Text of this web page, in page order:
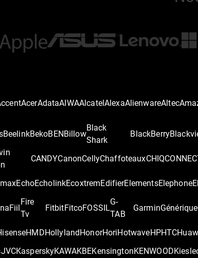
AcerAdataAIWAAlcatelAlexaAlienwareAltec
BeelinkBekoBENBillow
Black
Shark
BlackBerry
CANDYCanonCellyChaffoteauxCHIQ
EchoEcholinkEcoxtremEdifierElementsElephone
Fiil
Fire
Tv
FitbitFitcoFOSSIL
G-
TAB
GarminGénérique
HMDHollylandHonorHoriHotwaveHPHTC
JVCKasperskyKAWAKBEKensingtonKENWOOD